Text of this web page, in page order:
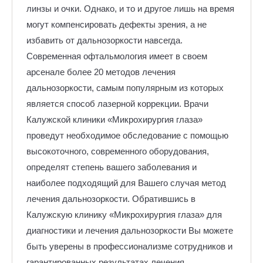
линзы и очки. Однако, и то и другое лишь на время
могут компенсировать дефекты зрения, а не
избавить от дальнозоркости навсегда.
Современная офтальмология имеет в своем
арсенале более 20 методов лечения
дальнозоркости, самым популярным из которых
является способ лазерной коррекции. Врачи
Калужской клиники «Микрохирургия глаза»
проведут необходимое обследование с помощью
высокоточного, современного оборудования,
определят степень вашего заболевания и
наиболее подходящий для Вашего случая метод
лечения дальнозоркости. Обратившись в
Калужскую клинику «Микрохирургия глаза» для
диагностики и лечения дальнозоркости Вы можете
быть уверены в профессионализме сотрудников и